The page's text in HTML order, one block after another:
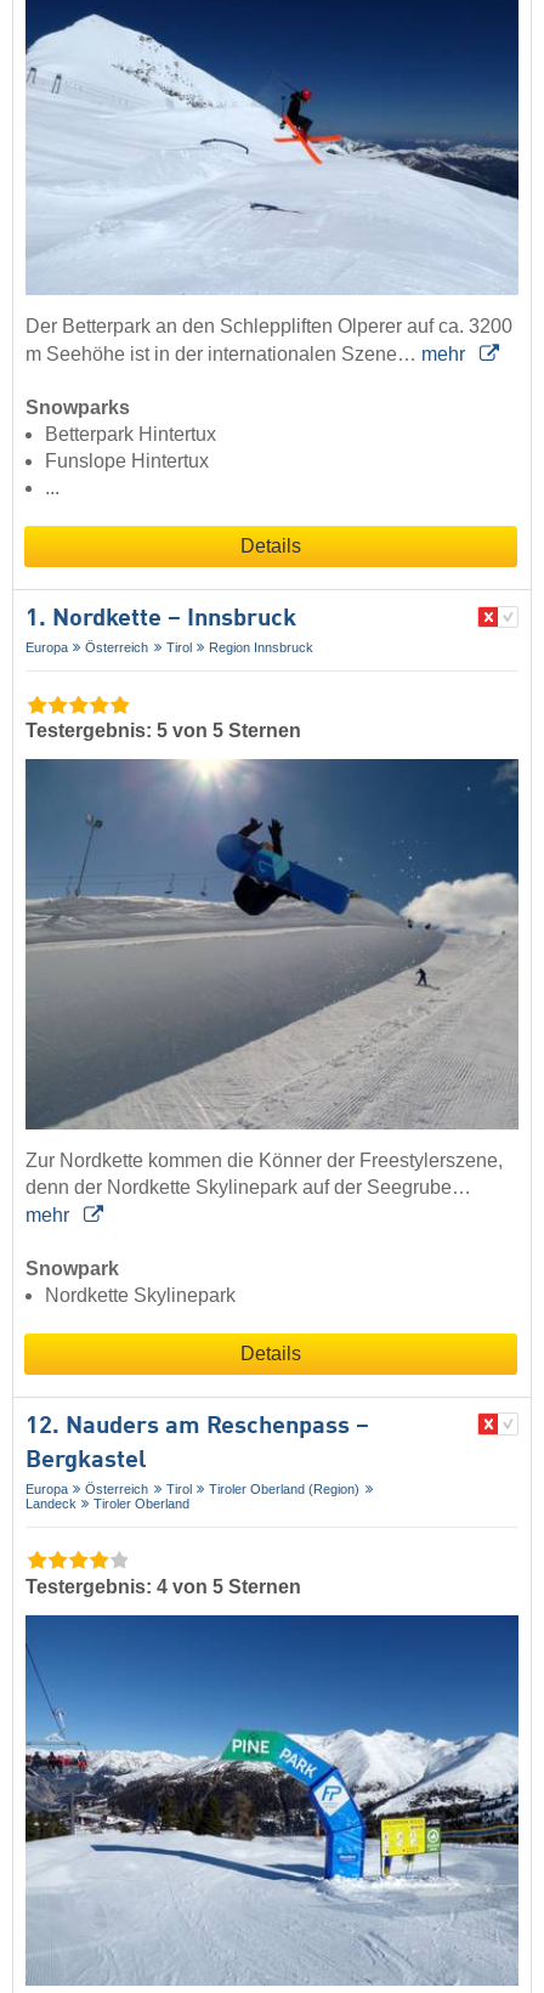
Der Betterpark an den Schleppliften Olperer auf ca. 3200
m Seehöhe ist in der internationalen Szene… mehr
Snowparks
Betterpark Hintertux
Funslope Hintertux
...
Details
1. Nordkette – Innsbruck
Europa Österreich Tirol Region Innsbruck
Testergebnis: 5 von 5 Sternen
Zur Nordkette kommen die Könner der Freestylerszene,
denn der Nordkette Skylinepark auf der Seegrube…
mehr
Snowpark
Nordkette Skylinepark
Details
12. Nauders am Reschenpass –
Bergkastel
Europa Österreich Tirol
Tiroler Oberland (Region)
Landeck
Tiroler Oberland
Testergebnis: 4 von 5 Sternen